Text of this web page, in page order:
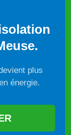
plus
énergie.